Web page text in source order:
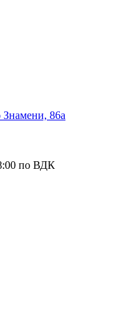
Знамени, 86а
по ВДК